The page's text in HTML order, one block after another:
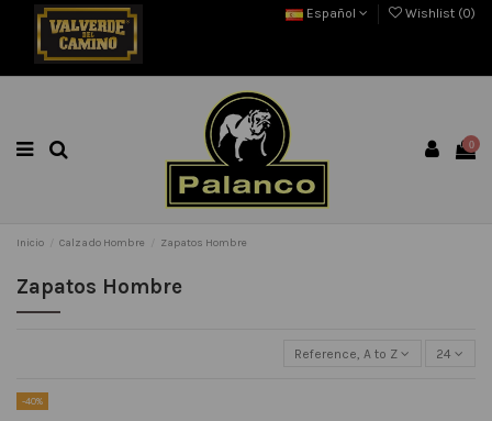
Español Wishlist (0)
0
Inicio Calzado Hombre Zapatos Hombre
Zapatos Hombre
Reference, A to Z 24
-40%